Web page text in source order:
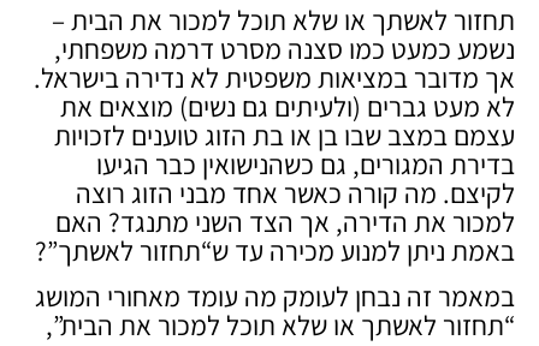
תחזור לאשתך או שלא תוכל למכור את הבית –
נשמע כמעט כמו סצנה מסרט דרמה משפחתי,
אך מדובר במציאות משפטית לא נדירה בישראל.
לא מעט גברים (ולעיתים גם נשים) מוצאים את
עצמם במצב שבו בן או בת הזוג טוענים לזכויות
בדירת המגורים, גם כשהנישואין כבר הגיעו
לקיצם. מה קורה כאשר אחד מבני הזוג רוצה
למכור את הדירה, אך הצד השני מתנגד? האם
באמת ניתן למנוע מכירה עד ש“תחזור לאשתך”?
במאמר זה נבחן לעומק מה עומד מאחורי המושג
“תחזור לאשתך או שלא תוכל למכור את הבית”,